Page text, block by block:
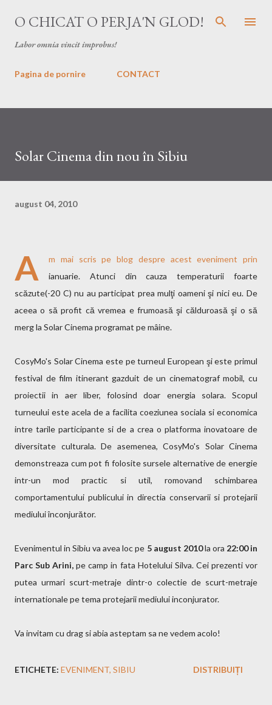
Treceți la conținutul principal
O CHICAT O PERJA'N GLOD!
Labor omnia vincit improbus!
Pagina de pornire CONTACT
Solar Cinema din nou în Sibiu
august 04, 2010
A m mai scris pe blog despre acesteveniment prin
ianuarie. Atunci din cauza temperaturii foarte
scăzute(-20 C) nu au participat prea mulţi oameni şi nici eu. De
aceea o să profit că vremea e frumoasă şi călduroasă şi o să
merg la Solar Cinema programat pe mâine.
CosyMo's Solar Cinema este pe turneul European şi este primul
festival de film itinerant gazduit de un cinematograf mobil, cu
proiectii in aer liber, folosind doar energia solara. Scopul
turneului este acela de a facilita coeziunea sociala si economica
intre tarile participante si de a crea o platforma inovatoare de
diversitate culturala. De asemenea, CosyMo's Solar Cinema
demonstreaza cum pot fi folosite sursele alternative de energie
intr-un mod practic si util, romovand schimbarea
comportamentului publicului in directia conservarii si protejarii
mediului înconjurător.
Evenimentul in Sibiu va avea loc pe 5 august 2010la ora 22:00 in
Parc Sub Arini, pe camp in fata Hotelului Silva. Cei prezenti vor
putea urmari scurt-metraje dintr-o colectie de scurt-metraje
internationale pe tema protejarii mediului inconjurator.
Va invitam cu drag si abia asteptam sa ne vedem acolo!
ETICHETE: EVENIMENT SIBIU DISTRIBUIȚI